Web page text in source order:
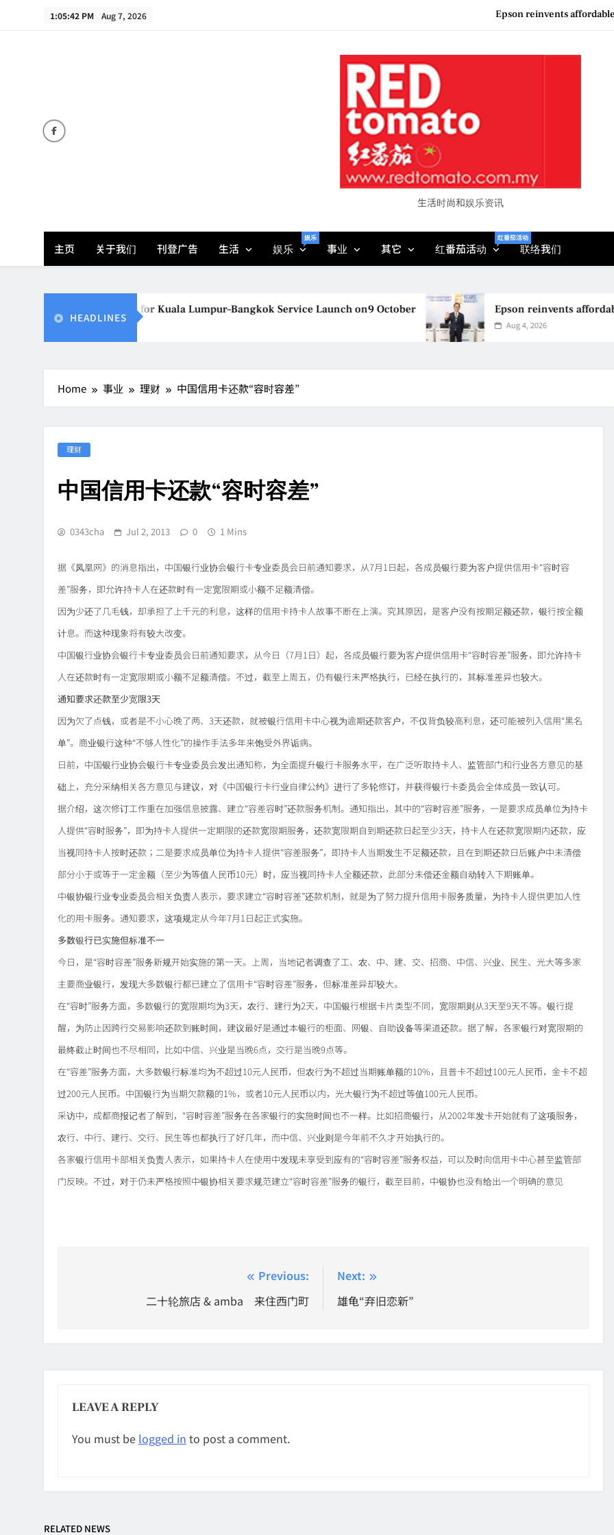
1:05:43 PM Aug 7, 2026 Epson reinvents
Epson reinvents
“See Her Heal – 1,000 Untold
生活时尚和娱乐资讯
主页 关于我们 刊登广告 生活 娱乐
娱乐
事业 其它 红番茄活动
红番茄活动
联络我们
HEADLINES
Thailand Gears Up for Kuala Lumpur–Bangkok Service Launch on9 October Epson reinvents
Aug 4, 2026
Home 事业 理财 中国信用卡还款“容时容差”
理财
中国信用卡还款“容时容差”
0343cha Jul 2, 2013 0 1 Mins
据《凤凰网》的消息指出，中国银行业协会银行卡专业委员会日前通知要求，从7月1日起，各成员银行要为客户提供信用卡“容时容
差”服务，即允许持卡人在还款时有一定宽限期或小额不足额清偿。
因为少还了几毛钱，却承担了上千元的利息，这样的信用卡持卡人故事不断在上演。究其原因，是客户没有按期足额还款，银行按全额
计息。而这种现象将有较大改变。
中国银行业协会银行卡专业委员会日前通知要求，从今日（7月1日）起，各成员银行要为客户提供信用卡“容时容差”服务，即允许持卡
人在还款时有一定宽限期或小额不足额清偿。不过，截至上周五，仍有银行未严格执行，已经在执行的，其标准差异也较大。
通知要求还款至少宽限3天
因为欠了点钱，或者是不小心晚了两、3天还款，就被银行信用卡中心视为逾期还款客户，不仅背负较高利息，还可能被列入信用“黑名
单”。商业银行这种“不够人性化”的操作手法多年来饱受外界诟病。
日前，中国银行业协会银行卡专业委员会发出通知称，为全面提升银行卡服务水平，在广泛听取持卡人、监管部门和行业各方意见的基
础上，充分采纳相关各方意见与建议，对《中国银行卡行业自律公约》进行了多轮修订，并获得银行卡委员会全体成员一致认可。
据介绍，这次修订工作重在加强信息披露、建立“容差容时”还款服务机制。通知指出，其中的“容时容差”服务，一是要求成员单位为持卡
人提供“容时服务”，即为持卡人提供一定期限的还款宽限期服务，还款宽限期自到期还款日起至少3天，持卡人在还款宽限期内还款，应
当视同持卡人按时还款；二是要求成员单位为持卡人提供“容差服务”，即持卡人当期发生不足额还款，且在到期还款日后账户中未清偿
部分小于或等于一定金额（至少为等值人民币10元）时，应当视同持卡人全额还款，此部分未偿还金额自动转入下期账单。
中银协银行业专业委员会相关负责人表示，要求建立“容时容差”还款机制，就是为了努力提升信用卡服务质量，为持卡人提供更加人性
化的用卡服务。通知要求，这项规定从今年7月1日起正式实施。
多数银行已实施但标准不一
今日，是“容时容差”服务新规开始实施的第一天。上周，当地记者调查了工、农、中、建、交、招商、中信、兴业、民生、光大等多家
主要商业银行，发现大多数银行都已建立了信用卡“容时容差”服务，但标准差异却较大。
在“容时”服务方面，多数银行的宽限期均为3天，农行、建行为2天，中国银行根据卡片类型不同，宽限期则从3天至9天不等。银行提
醒，为防止因跨行交易影响还款到账时间，建议最好是通过本银行的柜面、网银、自助设备等渠道还款。据了解，各家银行对宽限期的
最终截止时间也不尽相同，比如中信、兴业是当晚6点，交行是当晚9点等。
在“容差”服务方面，大多数银行标准均为不超过10元人民币，但农行为不超过当期账单额的10%，且普卡不超过100元人民币，金卡不超
过200元人民币。中国银行为当期欠款额的1%，或者10元人民币以内，光大银行为不超过等值100元人民币。
采访中，成都商报记者了解到，“容时容差”服务在各家银行的实施时间也不一样。比如招商银行，从2002年发卡开始就有了这项服务，
农行、中行、建行、交行、民生等也都执行了好几年，而中信、兴业则是今年前不久才开始执行的。
各家银行信用卡部相关负责人表示，如果持卡人在使用中发现未享受到应有的“容时容差”服务权益，可以及时向信用卡中心甚至监管部
门反映。不过，对于仍未严格按照中银协相关要求规范建立“容时容差”服务的银行，截至目前，中银协也没有给出一个明确的意见
navigation
Previous:
二十轮旅店 & amba 来住西门町
Next:
雄龟“弃旧恋新”
LEAVE A REPLY
You must be logged in to post a comment.
RELATED NEWS